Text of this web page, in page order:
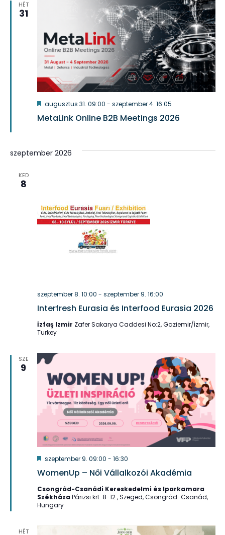
HÉT
31
MetaLink Online B2B Meetings 2026
Kiemelt
augusztus 31. 09:00 - szeptember 4. 16:05
szeptember 2026
KED
8
Interfresh Eurasia és Interfood Eurasia 2026
szeptember 8. 10:00 - szeptember 9. 16:00
İzfaş Izmir Zafer Sakarya Caddesi No:2, Gaziemir/İzmir,
Turkey
SZE
9
WomenUp – Női Vállalkozói Akadémia
Kiemelt
szeptember 9. 09:00 - 16:30
Csongrád-Csanádi Kereskedelmi és Iparkamara
Székháza Párizsi krt. 8-12., Szeged, Csongrád-Csanád,
Hungary
HÉT